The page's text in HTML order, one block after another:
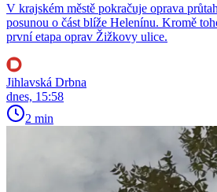
V krajském městě pokračuje oprava
posunou o část blíže Helenínu. Kromě
první etapa oprav Žižkovy ulice.
Jihlavská Drbna
dnes, 15:58
2 min